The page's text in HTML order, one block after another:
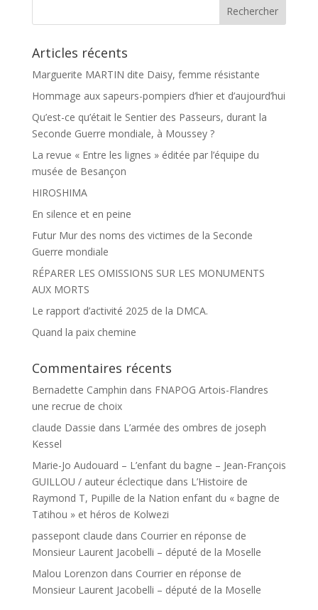
Articles récents
Marguerite MARTIN dite Daisy, femme résistante
Hommage aux sapeurs-pompiers d’hier et d’aujourd’hui
Qu’est-ce qu’était le Sentier des Passeurs, durant la
Seconde Guerre mondiale, à Moussey ?
La revue « Entre les lignes » éditée par l’équipe du
musée de Besançon
HIROSHIMA
En silence et en peine
Futur Mur des noms des victimes de la Seconde
Guerre mondiale
RÉPARER LES OMISSIONS SUR LES MONUMENTS
AUX MORTS
Le rapport d’activité 2025 de la DMCA.
Quand la paix chemine
Commentaires récents
Bernadette Camphin dans FNAPOG Artois-Flandres
une recrue de choix
claude Dassie dans L’armée des ombres de joseph
Kessel
Marie-Jo Audouard – L’enfant du bagne – Jean-François
GUILLOU / auteur éclectique dans L’Histoire de
Raymond T, Pupille de la Nation enfant du « bagne de
Tatihou » et héros de Kolwezi
passepont claude dans Courrier en réponse de
Monsieur Laurent Jacobelli – député de la Moselle
Malou Lorenzon dans Courrier en réponse de
Monsieur Laurent Jacobelli – député de la Moselle